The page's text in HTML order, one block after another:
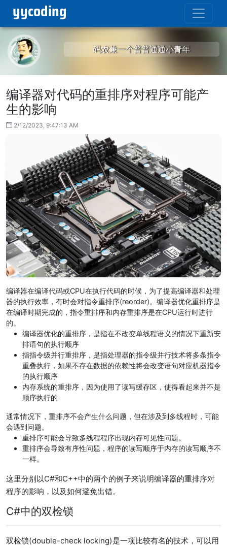
yycoding
码农兼一个普普通通小青年
编译器对代码的重排序对程序可能产
生的影响
2/12/2023, 9:47:13 AM
编译器在编译代码或CPU在执行代码的时候，为了提高编译器和处理
器的执行效率，有时会对指令重排序(reorder)。编译器优化重排序是
在编译时期完成的，指令重排序和内存重排序是在CPU运行时进行
的。
编译器优化的重排序，是指在不改变单线程语义的情况下重新安
排语句的执行顺序
指指令级并行重排序，是指处理器的指令级并行技术将多条指令
重叠执行，如果不存在数据的依赖性将会改变语句对应机器指令
的执行顺序
内存系统的重排序，因为使用了读写缓存区，使得看起来并不是
顺序执行的
通常情况下，重排序不会产生什么问题，但在涉及到多线程时，可能
会遇到问题。
重排序可能会导致多线程程序出现内存可见性问题。
重排序会导致有序性问题，程序的读写顺序于内存的读写顺序不
一样。
这里分别以C#和C++中的两个的例子来说明编译器的重排序对
程序的影响，以及如何避免出错。
C#中的双检锁
双检锁(double-check locking)是一项比较有名的技术，可以用